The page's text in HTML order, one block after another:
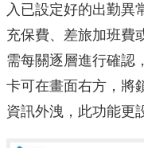
入已設定好的出勤異
充保費、差旅加班費
需每關逐層進行確認
卡可在畫面右方，將
資訊外洩，此功能更